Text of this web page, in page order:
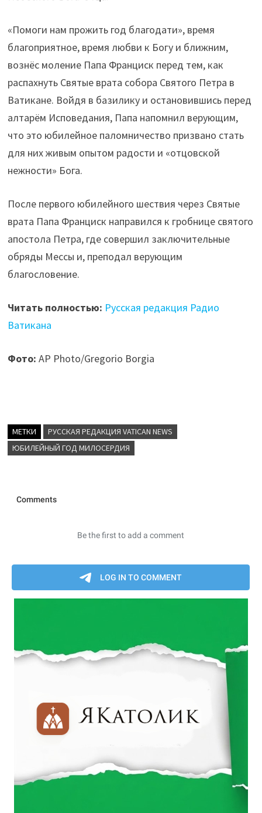
«Помоги нам прожить год благодати», время
благоприятное, время любви к Богу и ближним,
вознёс моление Папа Франциск перед тем, как
распахнуть Святые врата собора Святого Петра в
Ватикане. Войдя в базилику и остановившись перед
алтарём Исповедания, Папа напомнил верующим,
что это юбилейное паломничество призвано стать
для них живым опытом радости и «отцовской
нежности» Бога.
После первого юбилейного шествия через Святые
врата Папа Франциск направился к гробнице святого
апостола Петра, где совершил заключительные
обряды Мессы и, преподал верующим
благословение.
Читать полностью: Русская редакция Радио
Ватикана
Фото: AP Photo/Gregorio Borgia
МЕТКИ
РУССКАЯ РЕДАКЦИЯ VATICAN NEWS
ЮБИЛЕЙНЫЙ ГОД МИЛОСЕРДИЯ